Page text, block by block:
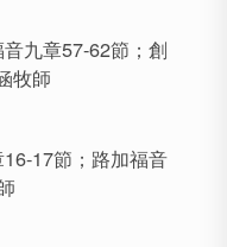
九章57-62節；創
牧師
17節；路加福音